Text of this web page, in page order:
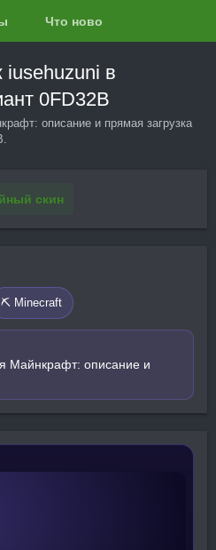
Что нового?
iusehuzuni в
0FD32B
описание и прямая загрузка
скин
⛏️ Minecraft
Майнкрафт: описание и